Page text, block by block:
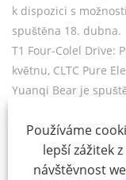
k dispozici s
spuštěna 18. dubna.
T1 Four-Colel Drive:
květnu, CLTC Pure
Yuanqi Bear je
L6 debutují na
Lidar a bude mít
architektury
Používáme
lepší zážitek
návštěvnost